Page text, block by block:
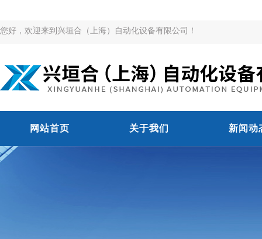
您好，欢迎来到兴垣合（上海）自动化设备有限公司！
网站首页 关于我们 新闻动